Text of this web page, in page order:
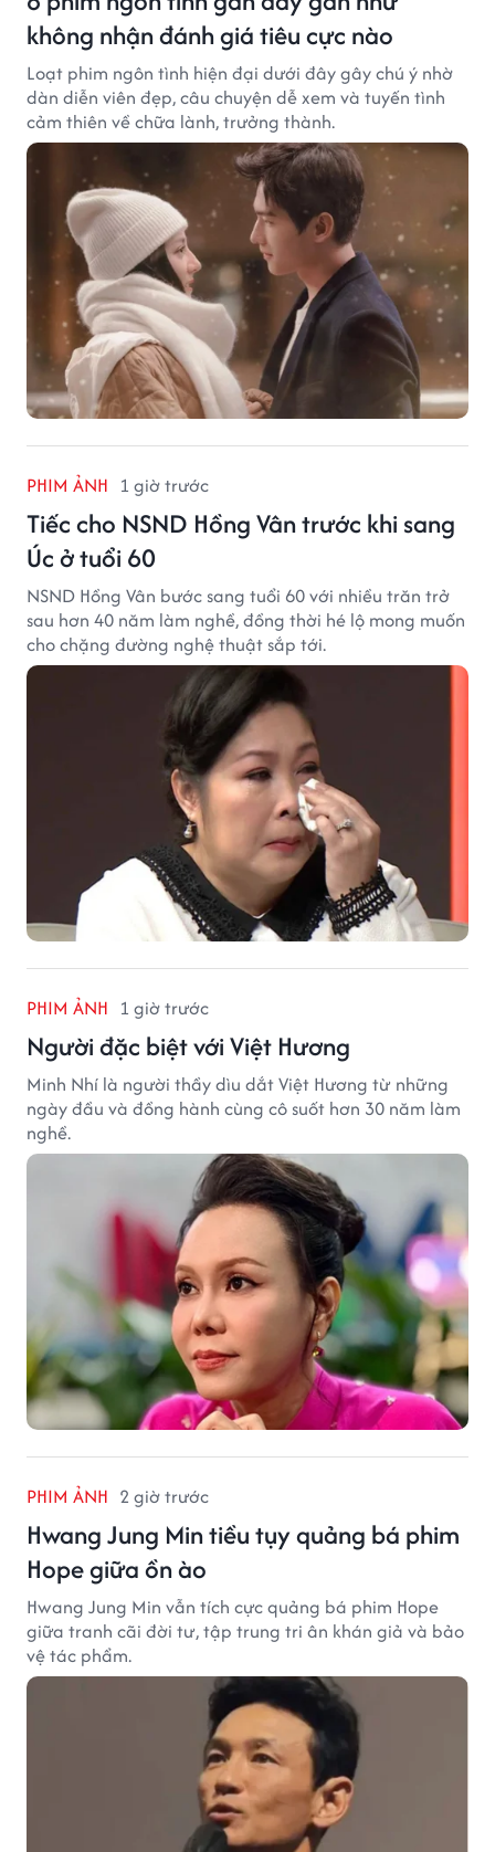
không nhận đánh giá tiêu cực nào
Loạt phim ngôn tình hiện đại dưới đây gây chú ý nhờ
dàn diễn viên đẹp, câu chuyện dễ xem và tuyến tình
cảm thiên về chữa lành, trưởng thành.
PHIM ẢNH 1 giờ trước
Tiếc cho NSND Hồng Vân trước khi sang
Úc ở tuổi 60
NSND Hồng Vân bước sang tuổi 60 với nhiều trăn trở
sau hơn 40 năm làm nghề, đồng thời hé lộ mong muốn
cho chặng đường nghệ thuật sắp tới.
PHIM ẢNH 1 giờ trước
Người đặc biệt với Việt Hương
Minh Nhí là người thầy dìu dắt Việt Hương từ những
ngày đầu và đồng hành cùng cô suốt hơn 30 năm làm
nghề.
PHIM ẢNH 2 giờ trước
Hwang Jung Min tiều tụy quảng bá phim
Hope giữa ồn ào
Hwang Jung Min vẫn tích cực quảng bá phim Hope
giữa tranh cãi đời tư, tập trung tri ân khán giả và bảo
vệ tác phẩm.